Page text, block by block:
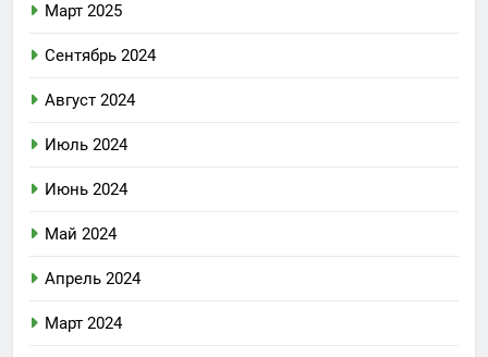
Март 2025
Сентябрь 2024
Август 2024
Июль 2024
Июнь 2024
Май 2024
Апрель 2024
Март 2024